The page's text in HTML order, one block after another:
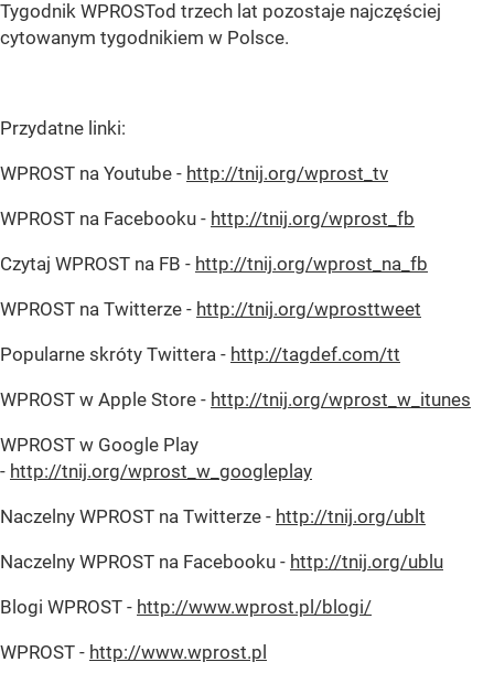
Tygodnik WPROSTod trzech lat pozostaje najczęściej
cytowanym tygodnikiem w Polsce.
Przydatne linki:
WPROST na Youtube - http://tnij.org/wprost_tv
WPROST na Facebooku - http://tnij.org/wprost_fb
Czytaj WPROST na FB - http://tnij.org/wprost_na_fb
WPROST na Twitterze - http://tnij.org/wprosttweet
Popularne skróty Twittera - http://tagdef.com/tt
WPROST w Apple Store - http://tnij.org/wprost_w_itunes
WPROST w Google Play
- http://tnij.org/wprost_w_googleplay
Naczelny WPROST na Twitterze - http://tnij.org/ublt
Naczelny WPROST na Facebooku - http://tnij.org/ublu
Blogi WPROST - http://www.wprost.pl/blogi/
WPROST - http://www.wprost.pl